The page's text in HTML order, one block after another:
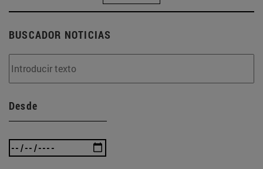
BUSCADOR NOTICIAS
Desde